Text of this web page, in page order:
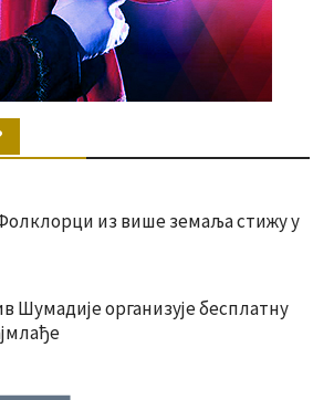
из више земаља стижу у
Шумадије организује бесплатну